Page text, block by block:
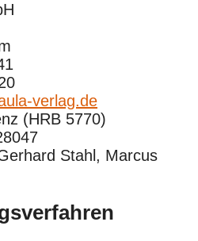
verlag.de
(HRB 5770)
Stahl, Marcus